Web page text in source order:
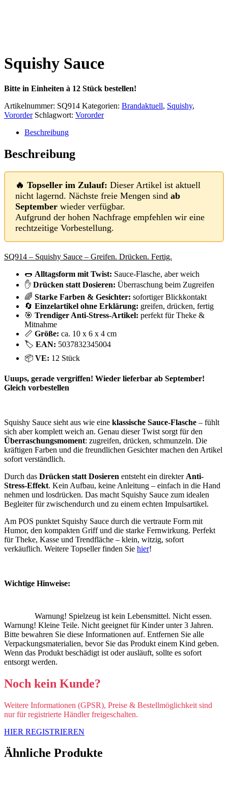
Squishy Sauce
Bitte in Einheiten à 12 Stück bestellen!
Artikelnummer: SQ914 Kategorien: Brandaktuell, Squishy,
Vororder Schlagwort: Vororder
Beschreibung
Beschreibung
🔥 Topseller im Zulauf: Dieser Artikel ist aktuell
nicht lagernd. Nächste freie Mengen sind ab
September wieder verfügbar.
Aufgrund der hohen Nachfrage empfehlen wir eine
rechtzeitige Vorbestellung.
SQ914 – Squishy Sauce – Greifen. Drücken. Fertig.
🌭 Alltagsform mit Twist: Sauce-Flasche, aber weich
✋ Drücken statt Dosieren: Überraschung beim Zugreifen
🌈 Starke Farben & Gesichter: sofortiger Blickkontakt
🔄 Einzelartikel ohne Erklärung: greifen, drücken, fertig
🎯 Trendiger Anti-Stress-Artikel: perfekt für Theke &
Mitnahme
📏 Größe: ca. 10 x 6 x 4 cm
🏷️ EAN: 5037832345004
📦 VE: 12 Stück
Uuups, gerade vergriffen! Wieder lieferbar ab September!
Gleich vorbestellen
Squishy Sauce sieht aus wie eine klassische Sauce-Flasche – fühlt
sich aber komplett weich an. Genau dieser Twist sorgt für den
Überraschungsmoment: zugreifen, drücken, schmunzeln. Die
kräftigen Farben und die freundlichen Gesichter machen den Artikel
sofort verständlich.
Durch das Drücken statt Dosieren entsteht ein direkter Anti-
Stress-Effekt. Kein Aufbau, keine Anleitung – einfach in die Hand
nehmen und losdrücken. Das macht Squishy Sauce zum idealen
Begleiter für zwischendurch und zu einem echten Impulsartikel.
Am POS punktet Squishy Sauce durch die vertraute Form mit
Humor, den kompakten Griff und die starke Fernwirkung. Perfekt
für Theke, Kasse und Trendfläche – klein, witzig, sofort
verkäuflich. Weitere Topseller finden Sie hier!
Wichtige Hinweise:
Warnung! Spielzeug ist kein Lebensmittel. Nicht essen.
Warnung! Kleine Teile. Nicht geeignet für Kinder unter 3 Jahren.
Bitte bewahren Sie diese Informationen auf. Entfernen Sie alle
Verpackungsmaterialien, bevor Sie das Produkt einem Kind geben.
Wenn das Produkt beschädigt ist oder ausläuft, sollte es sofort
entsorgt werden.
Noch kein Kunde?
Weitere Informationen (GPSR), Preise & Bestellmöglichkeit sind
nur für registrierte Händler freigeschalten.
HIER REGISTRIEREN
Ähnliche Produkte